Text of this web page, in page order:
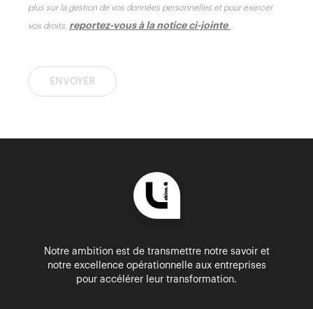
plus sur la gestion de vos données personnelles et pour exercer
vos droits, reportez-vous à la notice ci-jointe .
ENVOYER
Notre ambition est de transmettre notre savoir et
notre excellence opérationnelle aux entreprises
pour accélérer leur transformation.